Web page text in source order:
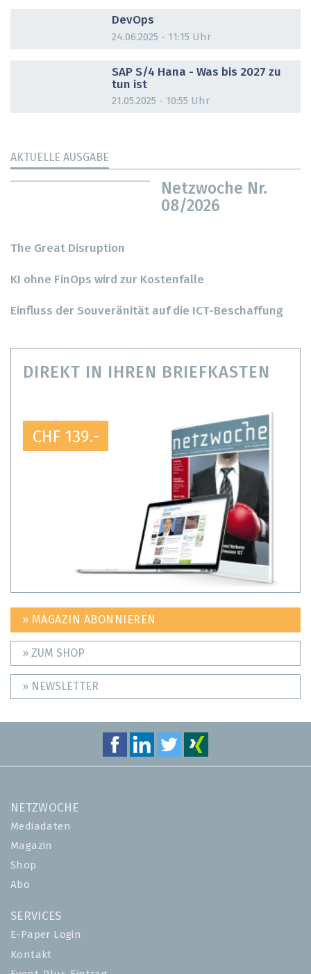
DevOps
24.06.2025 - 11:15 Uhr
SAP S/4 Hana - Was bis 2027 zu
tun ist
21.05.2025 - 10:55 Uhr
AKTUELLE AUSGABE
Netzwoche Nr.
08/2026
The Great Disruption
KI ohne FinOps wird zur Kostenfalle
Einfluss der Souveränität auf die ICT-Beschaffung
DIREKT IN IHREN BRIEFKASTEN
CHF 139.-
» MAGAZIN ABONNIEREN
» ZUM SHOP
» NEWSLETTER
NETZWOCHE
Mediadaten
Magazin
Shop
Abo
SERVICES
E-Paper Login
Kontakt